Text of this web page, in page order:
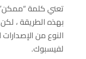
تعني كلمة
بهذه الطريقة ،
النوع من
لفيسبوك.